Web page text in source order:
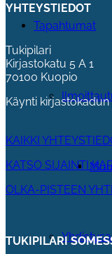
Tapahtumat
YHTEYSTIEDOT
Tukipilari
Kirjastokatu 5 A 1
70100 Kuopio
Käynti
KAIKKI
KATSO SIJAINTI
OLKA-PISTEEN
TUKIPILARI